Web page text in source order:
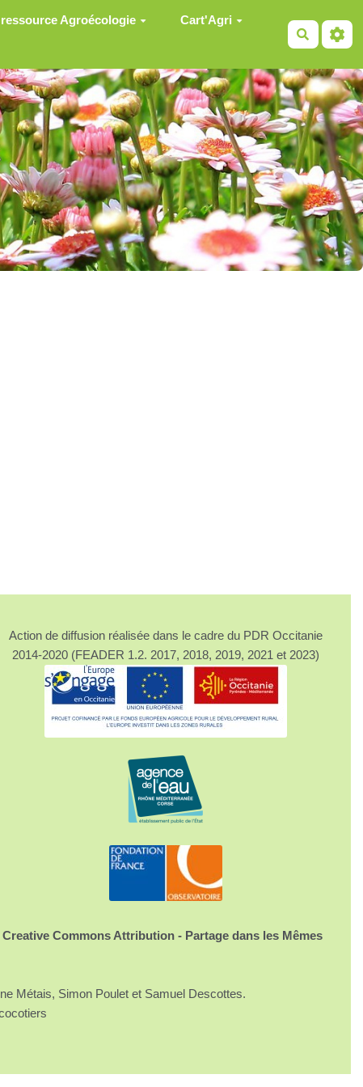
Agroécologie Cart'Agri
Action de diffusion réalisée dans le cadre du PDR Occitanie
2014-2020 (FEADER 1.2. 2017, 2018, 2019, 2021 et 2023)
Creative Commons Attribution - Partage dans les Mêmes
Métais, Simon Poulet et Samuel Descottes.